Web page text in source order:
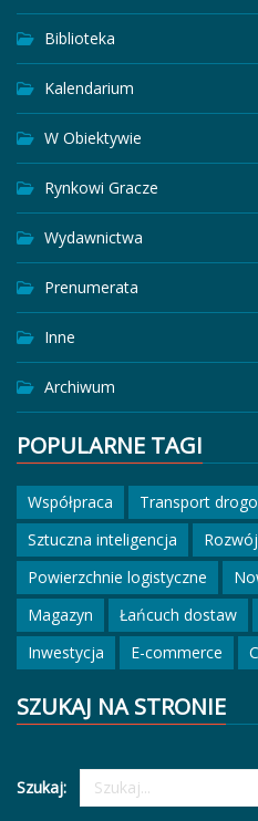
Biblioteka
Kalendarium
W Obiektywie
Rynkowi Gracze
Wydawnictwa
Prenumerata
Inne
Archiwum
POPULARNE TAGI
Współpraca Transport
Sztuczna inteligencja
Rozwój
Powierzchnie logistyczne
Magazyn
Łańcuch dostaw
Inwestycja
E-commerce
SZUKAJ NA STRONIE
Szukaj: